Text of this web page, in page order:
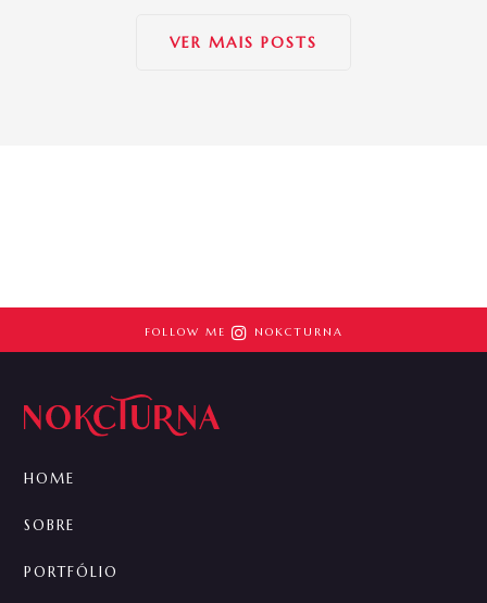
VER MAIS POSTS
FOLLOW ME  NOKCTURNA
HOME
SOBRE
PORTFÓLIO